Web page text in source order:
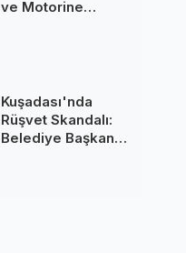
ve Motorine
Kuşadası'nda
Rüşvet Skandalı:
Belediye Başkanı